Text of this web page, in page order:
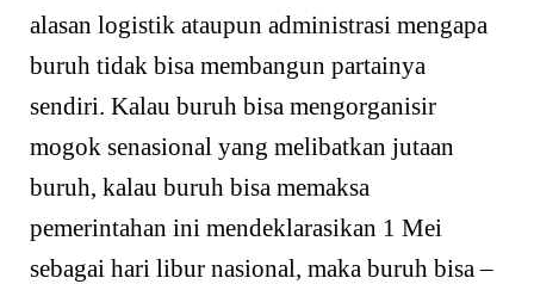
alasan logistik ataupun administrasi mengapa
buruh tidak bisa membangun partainya
sendiri. Kalau buruh bisa mengorganisir
mogok senasional yang melibatkan jutaan
buruh, kalau buruh bisa memaksa
pemerintahan ini mendeklarasikan 1 Mei
sebagai hari libur nasional, maka buruh bisa –